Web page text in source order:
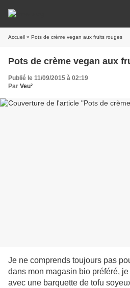
Accueil » Pots de crème vegan aux fruits rouges
Pots de crème vegan aux
Publié le 11/09/2015 à 02:19
Par Veu²
Je ne comprends toujours pas
dans mon magasin bio préféré,
avec une barquette de tofu